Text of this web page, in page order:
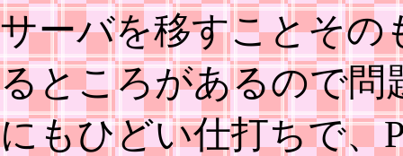
サーバを移すことその
るところがあるので問
にもひどい仕打ちで、